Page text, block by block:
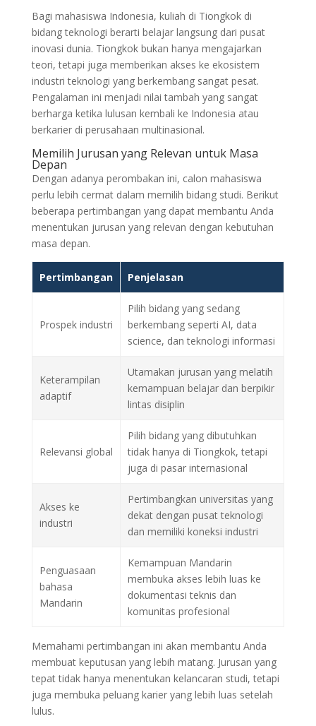
Bagi mahasiswa Indonesia, kuliah di Tiongkok di
bidang teknologi berarti belajar langsung dari pusat
inovasi dunia. Tiongkok bukan hanya mengajarkan
teori, tetapi juga memberikan akses ke ekosistem
industri teknologi yang berkembang sangat pesat.
Pengalaman ini menjadi nilai tambah yang sangat
berharga ketika lulusan kembali ke Indonesia atau
berkarier di perusahaan multinasional.
Memilih Jurusan yang Relevan untuk Masa
Depan
Dengan adanya perombakan ini, calon mahasiswa
perlu lebih cermat dalam memilih bidang studi. Berikut
beberapa pertimbangan yang dapat membantu Anda
menentukan jurusan yang relevan dengan kebutuhan
masa depan.
Pertimbangan Penjelasan
Prospek industri
Pilih bidang yang sedang
berkembang seperti AI, data
science, dan teknologi informasi
Keterampilan
adaptif
Utamakan jurusan yang melatih
kemampuan belajar dan berpikir
lintas disiplin
Relevansi global
Pilih bidang yang dibutuhkan
tidak hanya di Tiongkok, tetapi
juga di pasar internasional
Akses ke
industri
Pertimbangkan universitas yang
dekat dengan pusat teknologi
dan memiliki koneksi industri
Penguasaan
bahasa
Mandarin
Kemampuan Mandarin
membuka akses lebih luas ke
dokumentasi teknis dan
komunitas profesional
Memahami pertimbangan ini akan membantu Anda
membuat keputusan yang lebih matang. Jurusan yang
tepat tidak hanya menentukan kelancaran studi, tetapi
juga membuka peluang karier yang lebih luas setelah
lulus.